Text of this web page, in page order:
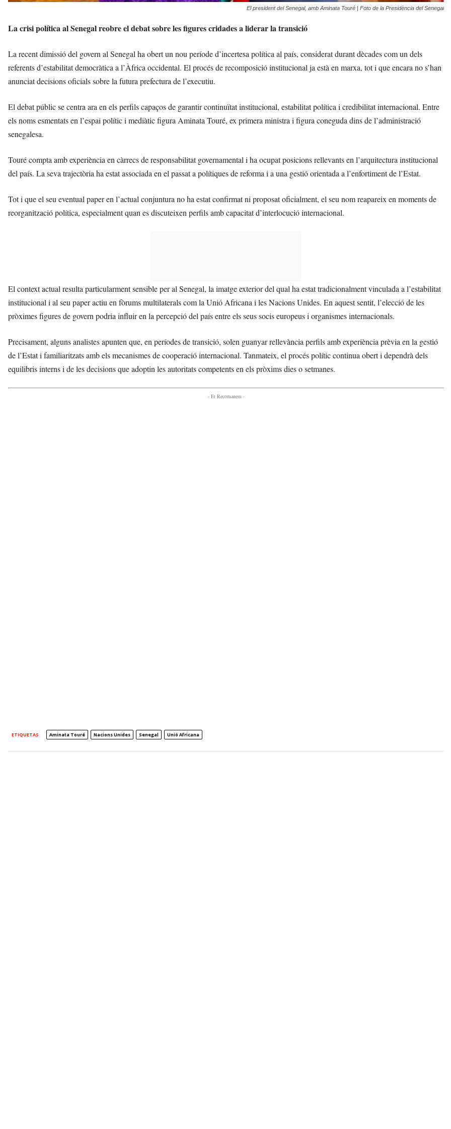
El president del Senegal, amb Aminata Touré | Foto de la Presidència del Senegal
La crisi política al Senegal reobre el debat sobre les figures cridades a liderar la transició
La recent dimissió del govern al Senegal ha obert un nou període d’incertesa política al país, considerat durant dècades com un dels
referents d’estabilitat democràtica a l’Àfrica occidental. El procés de recomposició institucional ja està en marxa, tot i que encara no s’han
anunciat decisions oficials sobre la futura prefectura de l’executiu.
El debat públic se centra ara en els perfils capaços de garantir continuïtat institucional, estabilitat política i credibilitat internacional. Entre
els noms esmentats en l’espai polític i mediàtic figura Aminata Touré, ex primera ministra i figura coneguda dins de l’administració
senegalesa.
Touré compta amb experiència en càrrecs de responsabilitat governamental i ha ocupat posicions rellevants en l’arquitectura institucional
del país. La seva trajectòria ha estat associada en el passat a polítiques de reforma i a una gestió orientada a l’enfortiment de l’Estat.
Tot i que el seu eventual paper en l’actual conjuntura no ha estat confirmat ni proposat oficialment, el seu nom reapareix en moments de
reorganització política, especialment quan es discuteixen perfils amb capacitat d’interlocució internacional.
El context actual resulta particularment sensible per al Senegal, la imatge exterior del qual ha estat tradicionalment vinculada a l’estabilitat
institucional i al seu paper actiu en fòrums multilaterals com la Unió Africana i les Nacions Unides. En aquest sentit, l’elecció de les
pròximes figures de govern podria influir en la percepció del país entre els seus socis europeus i organismes internacionals.
Precisament, alguns analistes apunten que, en períodes de transició, solen guanyar rellevància perfils amb experiència prèvia en la gestió
de l’Estat i familiaritzats amb els mecanismes de cooperació internacional. Tanmateix, el procés polític continua obert i dependrà dels
equilibris interns i de les decisions que adoptin les autoritats competents en els pròxims dies o setmanes.
- Et Recomanem -
ETIQUETAS Aminata Touré Nacions Unides Senegal Unió Africana